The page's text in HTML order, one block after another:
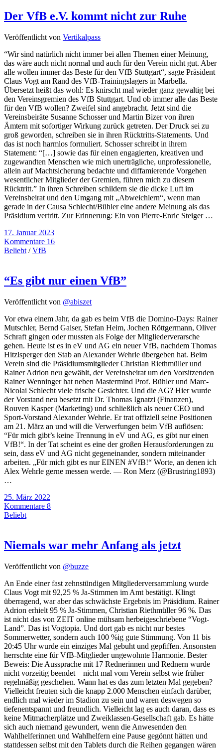
Der VfB e.V. kommt nicht zur Ruhe
Veröffentlicht von Vertikalpass
“Wir sind natürlich nicht immer bei allen Themen einer Meinung,
das wäre auch nicht normal und auch für den Verein nicht gut. Aber
alle wollen immer das Beste für den VfB Stuttgart“, sagte Präsident
Claus Vogt am Rand des VfB-Trainingslagers in Marbella.
Übersetzt heißt das wohl: Es knirscht mal wieder ganz gewaltig bei
den Vereinsgremien des VfB Stuttgart. Und ob immer alle das Beste
für den VfB wollen? Zweifel sind angebracht. Jetzt sind die
Vereinsbeiräte Susanne Schosser und Martin Bizer von ihren
Ämtern mit sofortiger Wirkung zurück getreten. Der Druck sei zu
groß geworden, schreiben sie in ihren Rücktritts-Statements. Und
das ist noch harmlos formuliert. Schosser schreibt in ihrem
Statement: “[…] sowie das für einen engagierten, kreativen und
zugewandten Menschen wie mich unerträgliche, unprofessionelle,
allein auf Machtsicherung bedachte und diffamierende Vorgehen
wesentlicher Mitglieder der Gremien, führen mich zu diesem
Rücktritt.” In ihren Schreiben schildern sie die dicke Luft im
Vereinsbeirat und den Umgang mit „Abweichlern“, wenn man
gerade in der Causa Schlecht/Bühler eine andere Meinung als das
Präsidium vertritt. Zur Erinnerung: Ein von Pierre-Enric Steiger …
17. Januar 2023
Kommentare 16
Beliebt /VfB
“Es gibt nur einen VfB”
Veröffentlicht von @abiszet
Vor etwa einem Jahr, da gab es beim VfB die Domino-Days: Rainer
Mutschler, Bernd Gaiser, Stefan Heim, Jochen Röttgermann, Oliver
Schraft gingen oder mussten als Folge der Mitgliederverarsche
gehen. Heute ist es in eV und AG ein neuer VfB, nachdem Thomas
Hitzlsperger den Stab an Alexander Wehrle übergeben hat. Beim
Verein sind die Präsidiumsmitglieder Christian Riethmüller und
Rainer Adrion neu gewählt, der Vereinsbeirat um den Vorsitzenden
Rainer Wenninger hat neben Mastermind Prof. Bühler und Marc-
Nicolai Schlecht viele frische Gesichter. Und die AG? Hier wurde
der Vorstand neu besetzt mit Dr. Thomas Ignatzi (Finanzen),
Rouven Kasper (Marketing) und schließlich als neuer CEO und
Sport-Vorstand Alexander Wehrle. Er trat offiziell seine Positionen
am 21. März an und will die Verwerfungen beim VfB auflösen:
“Für mich gibt’s keine Trennung in eV und AG, es gibt nur einen
VfB!“. In der Tat scheint es eine der großen Herausforderungen zu
sein, dass eV und AG nicht gegeneinander, sondern miteinander
arbeiten. „Für mich gibt es nur EINEN #VfB!“ Worte, an denen ich
Alex Wehrle gerne messen werde. — Ron Merz (@Brustring1893)
…
25. März 2022
Kommentare 8
Beliebt
Niemals war mehr Anfang als jetzt
Veröffentlicht von @buzze
An Ende einer fast zehnstündigen Mitgliederversammlung wurde
Claus Vogt mit 92,25 % Ja-Stimmen im Amt bestätigt. Klingt
überragend, war aber das schwächste Ergebnis im Präsidium. Rainer
Adrion erhielt 95 % Ja-Stimmen, Christian Riethmüller 96 %. Das
ist nicht das von ZEIT online mühsam herbeigeschriebene “Vogt-
Land”. Das ist Vogtopia. Und dort gab es nicht nur bestes
Sommerwetter, sondern auch 100 %ig gute Stimmung. Von 11 bis
20:45 Uhr wurde ein einziges Mal gebuht und gepfiffen. Ansonsten
herrschte eine für VfB-Mitglieder ungewohnte Harmonie. Bester
Beweis: Die Aussprache mit 17 Rednerinnen und Rednern wurde
nicht vorzeitig beendet – nicht mal vom Verein selbst wie früher
regelmäßig geschehen. Wann hat es das zum letzten Mal gegeben?
Vielleicht freuten sich die knapp 2.000 Menschen einfach darüber,
endlich mal wieder im Stadion zu sein und waren deswegen so
tiefenentspannt und freundlich. Vielleicht lag es auch daran, dass es
keine Mitmacherplätze und Zweiklassen-Gesellschaft gab. Es hätte
sich auch niemand gewundert, wenn die Anwesenden den
Wahlhelferinnen und Wahlhelfern eine Pause gegönnt hätten und
stattdessen selbst mit den Tablets durch die Reihen gegangen wären